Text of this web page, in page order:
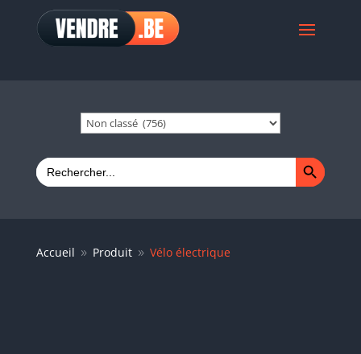
Search
for:
Search Button
Accueil 9 Produit 9 Vélo électrique